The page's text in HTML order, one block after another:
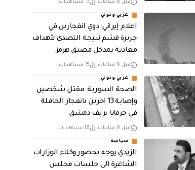
قبل 8 ساعات 13 مشاهدات
عربي ودولي
اعلام إيراني: دوي انفجارين في
جزيرة قشم نتيجة التصدي لأهداف
معادية بمدخل مضيق هرمز
قبل 9 ساعات 15 مشاهدات
عربي ودولي
الصحة السورية: مقتل شخصين
وإصابة 13 اخرين بانفجار الحافلة
في جرمانا بريف دمشق
قبل 9 ساعات 16 مشاهدات
سياسة
الزيدي يوجه بحضور وكلاء الوزارات
الشاغرة الى جلسات مجلس